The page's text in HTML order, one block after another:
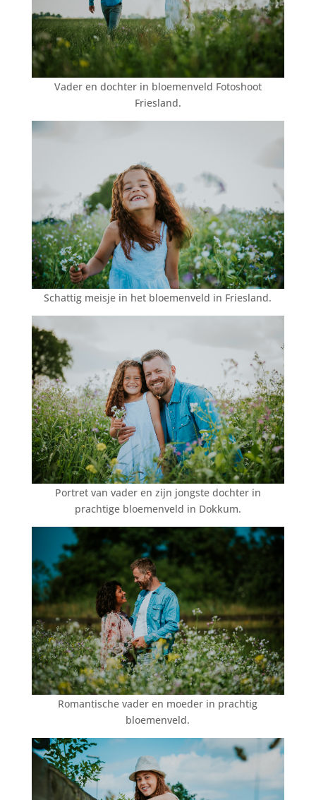
Vader en dochter in bloemenveld Fotoshoot
Friesland.
Schattig meisje in het bloemenveld in Friesland.
Portret van vader en zijn jongste dochter in
prachtige bloemenveld in Dokkum.
Romantische vader en moeder in prachtig
bloemenveld.